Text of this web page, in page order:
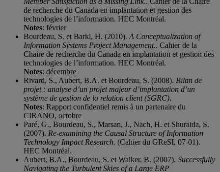
de recherche du Canada en implantation et gestion des
technologies de l’information. HEC Montréal.
Notes: février
Bourdeau, S. et Barki, H. (2010). A Conceptualization of
Information Systems Project Management.. Cahier de la
Chaire de recherche du Canada en implantation et gestion des
technologies de l’information. HEC Montréal.
Notes: décembre
Rivard, S., Aubert, B.A. et Bourdeau, S. (2008). Bilan de
projet : analyse d’un projet majeur d’implantation d’un
système de gestion de la relation client (SGRC).
Notes: Rapport confidentiel remis à un partenaire du
CIRANO, octobre
Paré, G., Bourdeau, S., Marsan, J., Nach, H. et Shuraida, S.
(2007). Re-examining the Causal Structure of Information
Technology Impact Research. (Cahier du GReSI, 07-01).
HEC Montréal.
Aubert, B.A., Bourdeau, S. et Walker, B. (2007). Successfully
Navigating the Turbulent Skies of a Large ERP